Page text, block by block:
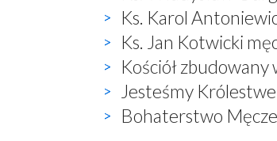
Ks. Karol
Ks. Jan Kotwicki
Kościół zbudowany
Jesteśmy
Bohaterstwo